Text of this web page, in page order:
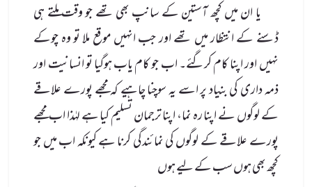
یا ان میں کچھ آستین کے سانپ بھی تھے جو وقت ملتے ہی
ڈسنے کے انتظار میں تھے اور جب انہیں موقع ملا تو وہ چوکے
نہیں اور اپنا کام کرگئے۔ اب جو کام یاب ہوگیا تو انسانیت اور
ذمہ داری کی بنیاد پر اسے یہ سوچنا چاہیے کہ مجھے پورے علاقے
کے لوگوں نے اپنا رہ نما، اپنا ترجمان تسلیم کیا ہے لہٰذا اب مجھے
پورے علاقے کے لوگوں کی نمائندگی کرنا ہے کیونکہ اب میں جو
کچھ بھی ہوں سب کے لیے ہوں